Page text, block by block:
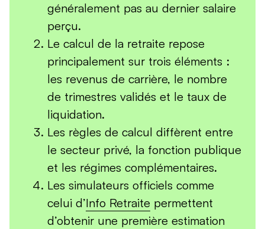
généralement pas au dernier salaire
perçu.
Le calcul de la retraite repose
principalement sur trois éléments :
les revenus de carrière, le nombre
de trimestres validés et le taux de
liquidation.
Les règles de calcul diffèrent entre
le secteur privé, la fonction publique
et les régimes complémentaires.
Les simulateurs officiels comme
celui d’Info Retraite permettent
d’obtenir une première estimation